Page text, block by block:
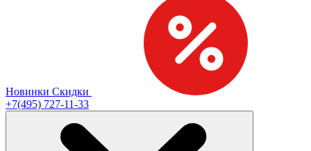
Новинки Скидки
+7(495) 727-11-33